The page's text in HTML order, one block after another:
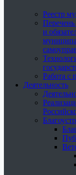
Реестр
и
Работа с
Деятельность